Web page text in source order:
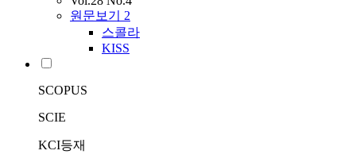
원문보기 2
스콜라
KISS
SCOPUS
SCIE
KCI등재